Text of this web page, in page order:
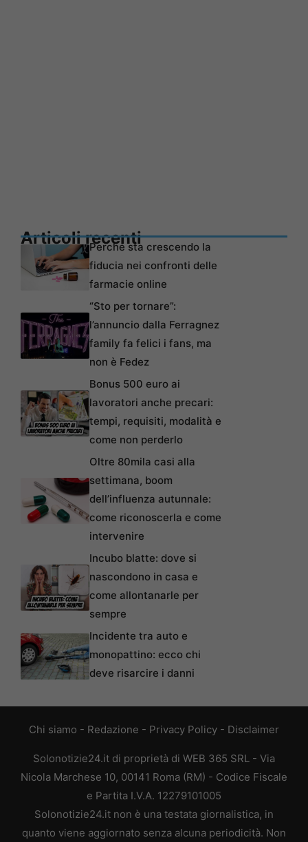
Articoli recentiPerché sta crescendo la
fiducia nei confronti delle
farmacie online
“Sto per tornare”:
l’annuncio dalla Ferragnez
family fa felici i fans, ma
non è Fedez
Bonus 500 euro ai
lavoratori anche precari:
tempi, requisiti, modalità e
come non perderlo
Oltre 80mila casi alla
settimana, boom
dell’influenza autunnale:
come riconoscerla e come
intervenire
Incubo blatte: dove si
nascondono in casa e
come allontanarle per
sempre
Incidente tra auto e
monopattino: ecco chi
deve risarcire i danni
Chi siamo - Redazione - Privacy Policy - Disclaimer
Solonotizie24.it di proprietà di WEB 365 SRL - Via
Nicola Marchese 10, 00141 Roma (RM) - Codice Fiscale
e Partita I.V.A. 12279101005
Solonotizie24.it non è una testata giornalistica, in
quanto viene aggiornato senza alcuna periodicità. Non